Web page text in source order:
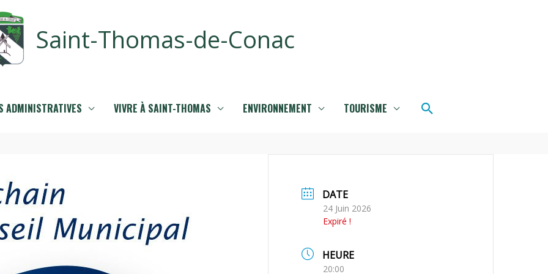
Saint-Thomas-de-Conac
ADMINISTRATIVES VIVRE À SAINT-THOMAS ENVIRONNEMENT TOURISME Rechercher
DATE
24 Juin 2026
Expiré !
HEURE
20:00